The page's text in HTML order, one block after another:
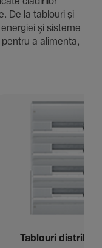
De la tablouri și
și sisteme
a alimenta,
Tablouri